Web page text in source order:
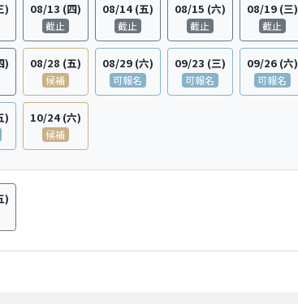
) 08/13 (四)
截止
08/14 (五)
截止
08/15 (六)
截止
08/19 (三)
截止
) 08/28 (五)
候補
08/29 (六)
可報名
09/23 (三)
可報名
09/26 (六)
可報名
) 10/24 (六)
候補
)